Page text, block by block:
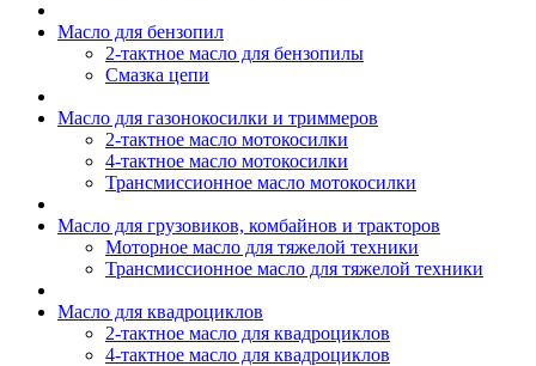
Масло для бензопил
2-тактное масло для бензопилы
Cмазка цепи
Масло для газонокосилки и триммеров
2-тактное масло мотокосилки
4-тактное масло мотокосилки
Трансмиссионное масло мотокосилки
Масло для грузовиков, комбайнов и тракторов
Моторное масло для тяжелой техники
Трансмиссионное масло для тяжелой техники
Масло для квадроциклов
2-тактное масло для квадроциклов
4-тактное масло для квадроциклов